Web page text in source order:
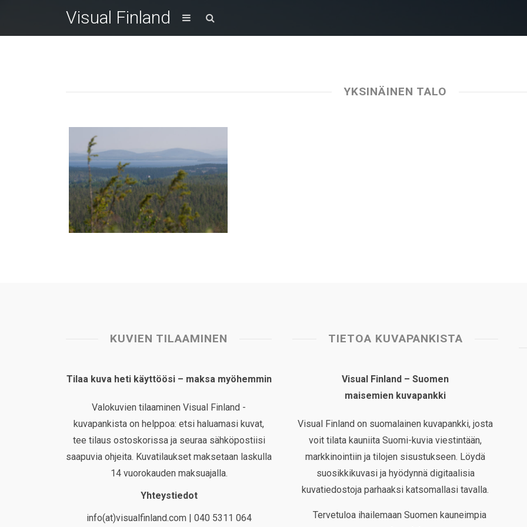
Visual Finland
YKSINÄINEN TALO
KUVIEN TILAAMINEN
Tilaa kuva heti käyttöösi – maksa myöhemmin
Valokuvien tilaaminen Visual Finland -
kuvapankista on helppoa: etsi haluamasi kuvat,
tee tilaus ostoskorissa ja seuraa sähköpostiisi
saapuvia ohjeita. Kuvatilaukset maksetaan laskulla
14 vuorokauden maksuajalla.
Yhteystiedot
info(at)visualfinland.com | 040 5311 064
TIETOA KUVAPANKISTA
Visual Finland – Suomen
maisemien kuvapankki
Visual Finland on suomalainen kuvapankki, josta
voit tilata kauniita Suomi-kuvia viestintään,
markkinointiin ja tilojen sisustukseen. Löydä
suosikkikuvasi ja hyödynnä digitaalisia
kuvatiedostoja parhaaksi katsomallasi tavalla.
Tervetuloa ihailemaan Suomen kauneimpia